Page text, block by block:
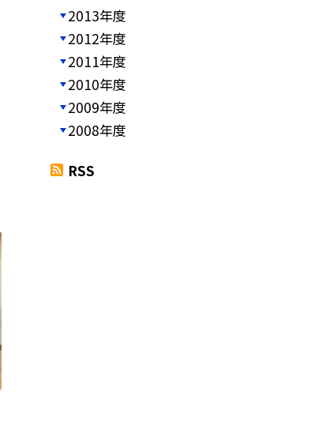
2013年度
2012年度
2011年度
2010年度
2009年度
2008年度
RSS